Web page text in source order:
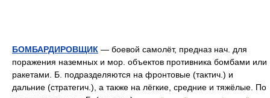
БОМБАРДИРОВЩИК — боевой самолёт, предназ нач. для
поражения наземных и мор. объектов противника бомбами или
ракетами. Б. подразделяются на фронтовые (тактич.) и
дальние (стратегич.), а также на лёгкие, средние и тяжёлые. По